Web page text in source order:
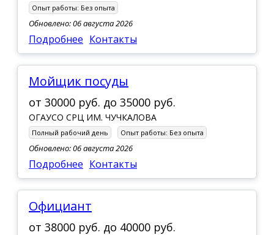
Опыт работы: Без опыта
Обновлено: 06 августа 2026
Подробнее Контакты
Мойщик посуды
от 30000 руб. до 35000 руб.
ОГАУСО СРЦ ИМ. ЧУЧКАЛОВА
Полный рабочий день Опыт работы: Без опыта
Обновлено: 06 августа 2026
Подробнее Контакты
Официант
от 38000 руб. до 40000 руб.